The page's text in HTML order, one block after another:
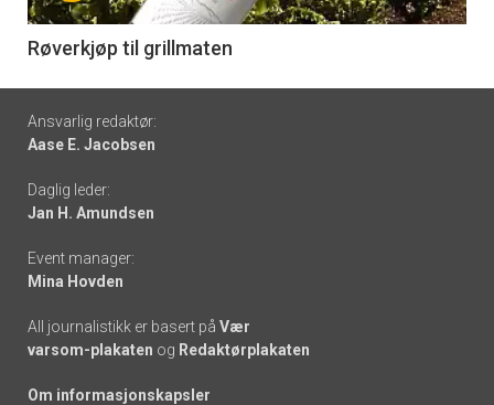
6
Røverkjøp til grillmaten
Footer
-
links
Ansvarlig redaktør:
Aase E. Jacobsen
Daglig leder:
Jan H. Amundsen
Event manager:
Mina Hovden
All journalistikk er basert på Vær
varsom-plakaten og Redaktørplakaten
Om informasjonskapsler